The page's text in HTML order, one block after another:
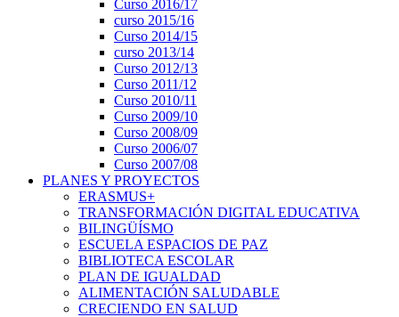
Curso 2016/17
curso 2015/16
Curso 2014/15
curso 2013/14
Curso 2012/13
Curso 2011/12
Curso 2010/11
Curso 2009/10
Curso 2008/09
Curso 2006/07
Curso 2007/08
PLANES Y PROYECTOS
ERASMUS+
TRANSFORMACIÓN DIGITAL EDUCATIVA
BILINGÜÍSMO
ESCUELA ESPACIOS DE PAZ
BIBLIOTECA ESCOLAR
PLAN DE IGUALDAD
ALIMENTACIÓN SALUDABLE
CRECIENDO EN SALUD